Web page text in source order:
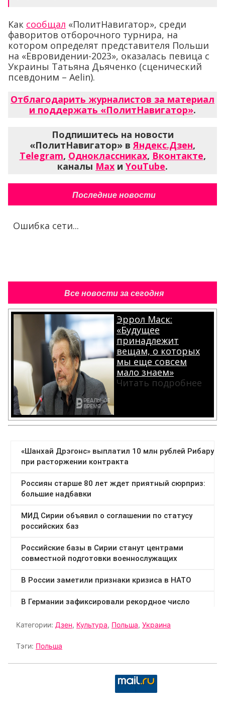
Как сообщал «ПолитНавигатор», среди
фаворитов отборочного турнира, на
котором определят представителя Польши
на «Евровидении-2023», оказалась певица с
Украины Татьяна Дьяченко (сценический
псевдоним – Aelin).
Отблагодарить журналистов за материал
и поддержать «ПолитНавигатор».
Подпишитесь на новости
«ПолитНавигатор» вЯндекс.Дзен,
Telegram, Одноклассниках, Вконтакте,
каналы Max и YouTube.
Последние новости
Ошибка сети...
Все новости за сегодня
Эррол Маск:
«Будущее
принадлежит
вещам, о которых
мы еще совсем
мало знаем»
Читать подробнее
Категории: Дзен, Культура, Польша, Украина
Тэги: Польша